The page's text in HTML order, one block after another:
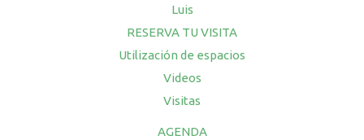
Luis
RESERVA TU VISITA
Utilización de espacios
Videos
Visitas
AGENDA